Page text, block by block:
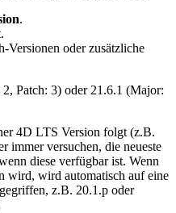
.
Versionen oder zusätzliche
Patch: 3) oder 21.6.1 (Major:
4D LTS Version folgt (z.B.
immer versuchen, die neueste
diese verfügbar ist. Wenn
wird, wird automatisch auf eine
z.B. 20.1.p oder